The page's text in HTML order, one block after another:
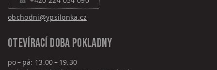
obchodni@ypsilonka.cz
Otevírací doba pokladny
po – pá: 13.00 – 19.30